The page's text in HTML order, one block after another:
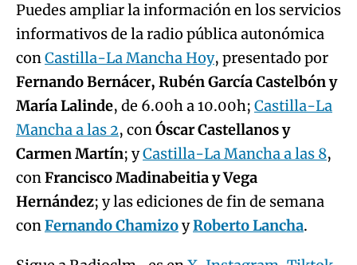
Puedes ampliar la información en los servicios
informativos de la radio pública autonómica
conCastilla-La Mancha Hoy, presentado por
Fernando Bernácer, Rubén García Castelbón y
María Lalinde, de 6.00h a 10.00h; Castilla-La
Mancha a las 2, conÓscar Castellanos y
Carmen Martín; yCastilla-La Mancha a las 8,
conFrancisco Madinabeitia y Vega
Hernández; y las ediciones de fin de semana
conFernando ChamizoyRoberto Lancha.